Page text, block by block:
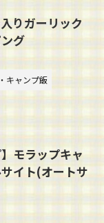
りガーリック
グ
・キャンプ飯
モラップキャ
イト(オートサ